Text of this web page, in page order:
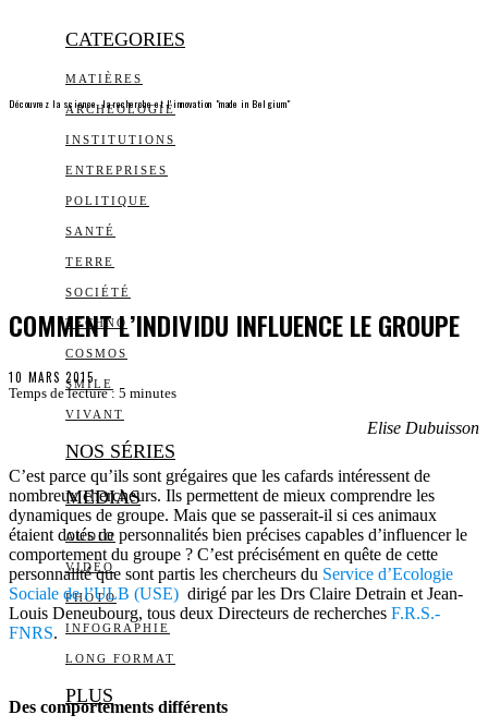
CATEGORIES
MATIÈRES
ARCHEOLOGIE
INSTITUTIONS
ENTREPRISES
POLITIQUE
SANTÉ
TERRE
SOCIÉTÉ
TECHNO
COSMOS
SMILE
VIVANT
NOS SÉRIES
MEDIAS
AUDIO
VIDÉO
PHOTO
INFOGRAPHIE
LONG FORMAT
PLUS
Découvrez la science, la recherche et l’innovation "made in Belgium"
COMMENT L’INDIVIDU INFLUENCE LE GROUPE
10 MARS 2015
Temps de lecture : 5 minutes
Elise Dubuisson
C’est parce qu’ils sont grégaires que les cafards intéressent de
nombreux chercheurs. Ils permettent de mieux comprendre les
dynamiques de groupe. Mais que se passerait-il si ces animaux
étaient dotés de personnalités bien précises capables d’influencer le
comportement du groupe ? C’est précisément en quête de cette
personnalité que sont partis les chercheurs du Service d’Ecologie
Sociale de l’ULB (USE) dirigé par les Drs Claire Detrain et Jean-
Louis Deneubourg, tous deux Directeurs de recherches F.R.S.-
FNRS.
Des comportements différents